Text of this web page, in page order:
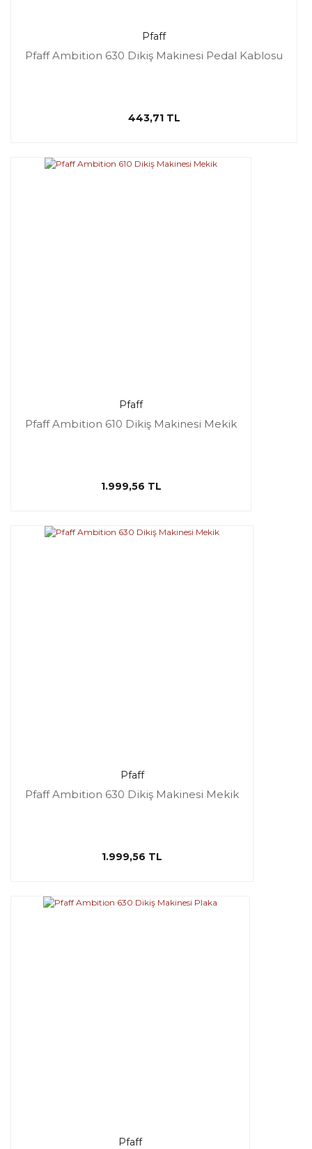
Pfaff
Pfaff Ambition 630 Dikiş Makinesi Pedal Kablosu
443,71 TL
Pfaff
Pfaff Ambition 610 Dikiş Makinesi Mekik
1.999,56 TL
Pfaff
Pfaff Ambition 630 Dikiş Makinesi Mekik
1.999,56 TL
Pfaff